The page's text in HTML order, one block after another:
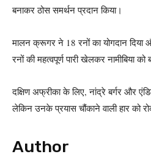
बनाकर ठोस समर्थन प्रदान किया।
मालन क्रूगर ने 18 रनों का योगदान दिया
रनों की महत्वपूर्ण पारी खेलकर नामीबिया
दक्षिण अफ्रीका के लिए, नांद्रे बर्गर और
लेकिन उनके प्रयास चौंकाने वाली हार को
Author